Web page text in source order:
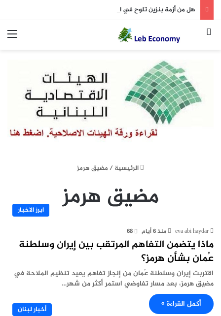
هل من أزمة بنزين تلوح في الأفق؟
بحث عن
الرئيسية/مضيق هرمز
مضيق هرمز ابرز الاخبار
eva abi haydar منذ 6 أيام 68
ماذا يتضمن التفاهم المرتقب بين إيران وسلطنة
عُمان بشأن هرمز؟
اقتربت إيران وسلطنة عُمان من إنجاز تفاهم يعيد تنظيم الملاحة في
مضيق هرمز، بعد مسار تفاوضي استمر أكثر من شهر…
أكمل القراءة »
أخبار لبنان